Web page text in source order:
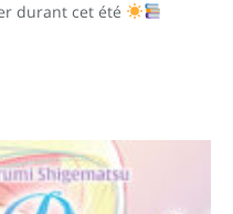
durant cet été